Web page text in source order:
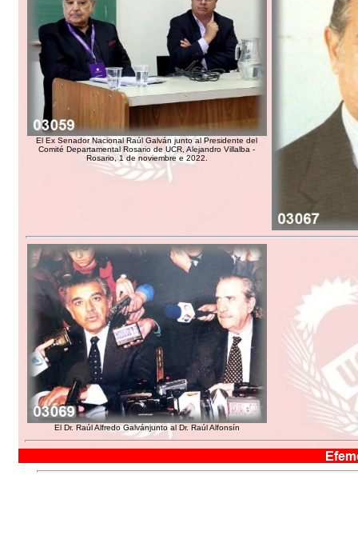
El Ex Senador Nacional Raúl Galván junto al Presidente del
Comité Departamental Rosario de UCR, Alejandro Villalba -
Rosario, 1 de noviembre e 2022.
El Dr. Raúl Alfredo Galvánjunto al Dr. Raúl Alfonsín